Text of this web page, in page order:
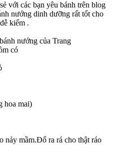
với các bạn yêu bánh trên blog
nướng dinh dưỡng rất tốt cho
kiếm .
nướng của Trang
có
hoa mai)
nảy mầm.Đổ ra rá cho thật ráo